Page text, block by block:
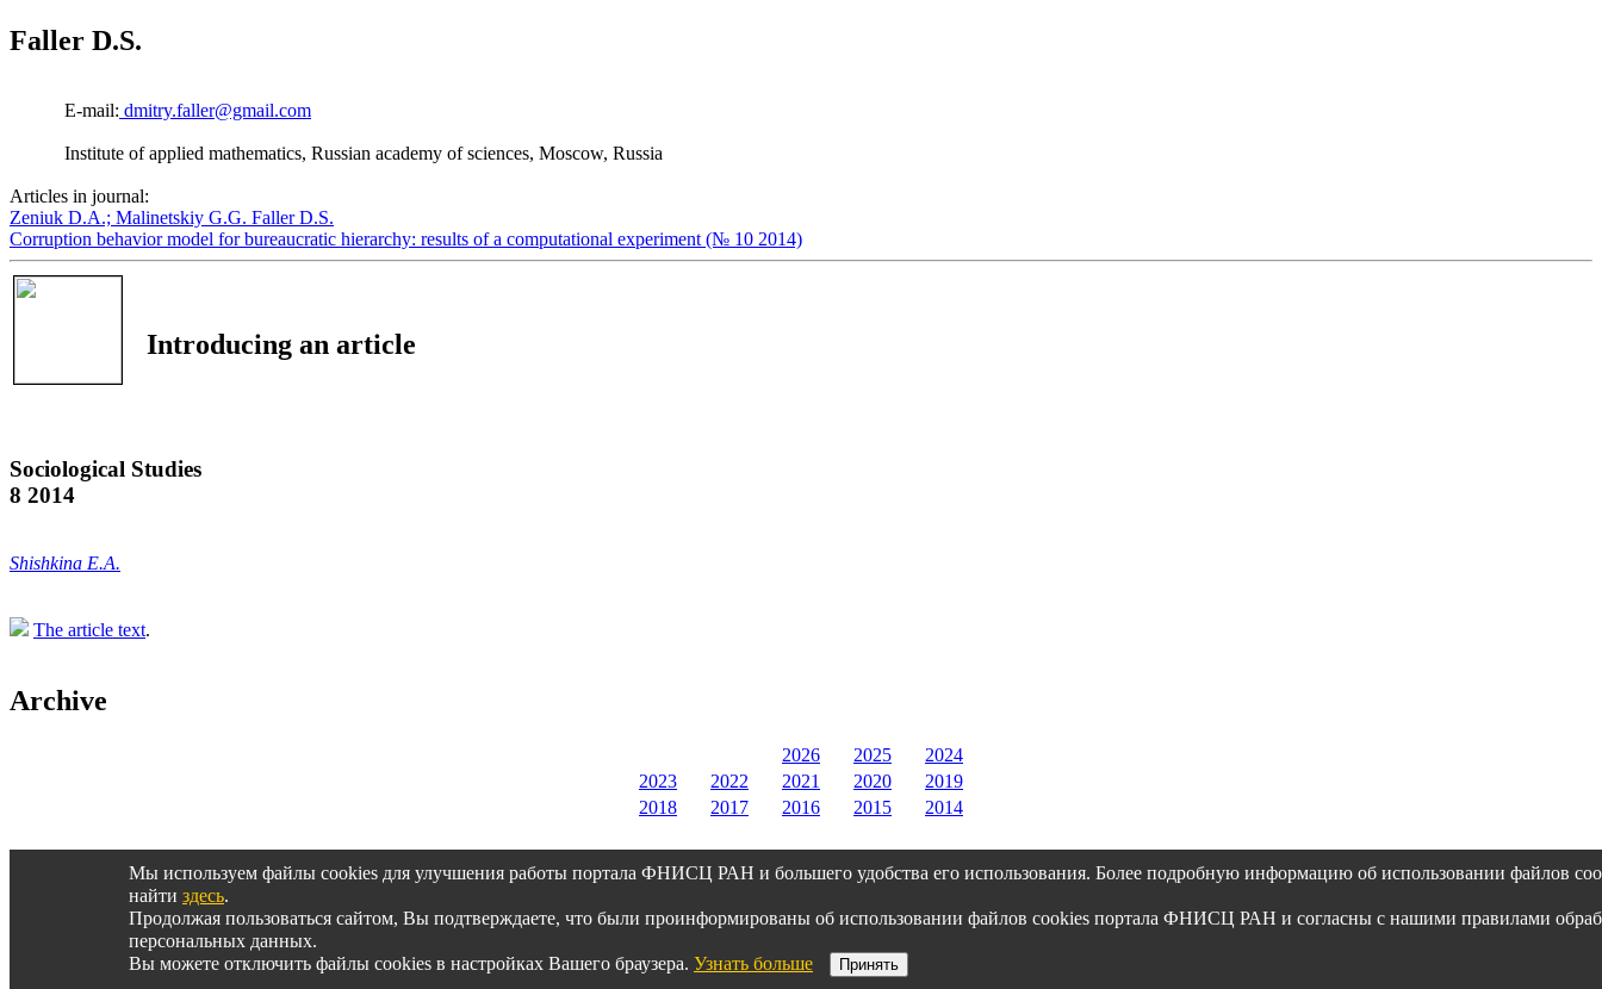
Faller D.S.
E-mail: dmitry.faller@gmail.com
Institute of applied mathematics, Russian academy of sciences, Moscow, Russia
Articles in journal:
Zeniuk D.А.; Мalinetskiy G.G. Faller D.S.
Corruption behavior model for bureaucratic hierarchy: results of a computational experiment (№ 10 2014)
Introducing an article
Sociological Studies
8 2014
Shishkina E.A.
The article text.
Archive
2026 2025
2024
2023
2022 2021 2020
2019
2018
2017 2016 2015 2014
Архив журнала за 2014-2000 гг.
© SOCIS, 2015-2025
Мы используем файлы cookies для улучшения работы портала ФНИСЦ РАН и большего удобства его использования. Более подробную информацию об использовании файлов
найти здесь.
Продолжая пользоваться сайтом, Вы подтверждаете, что были проинформированы об использовании файлов cookies портала ФНИСЦ РАН и согласны с нашими правилами
персональных данных.
Вы можете отключить файлы cookies в настройках Вашего браузера. Узнать больше Принять